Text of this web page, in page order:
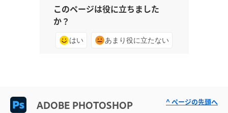
このページは役に立ちました
か？
はい あまり役に立たない
ADOBE PHOTOSHOP ^ ページの先頭へ